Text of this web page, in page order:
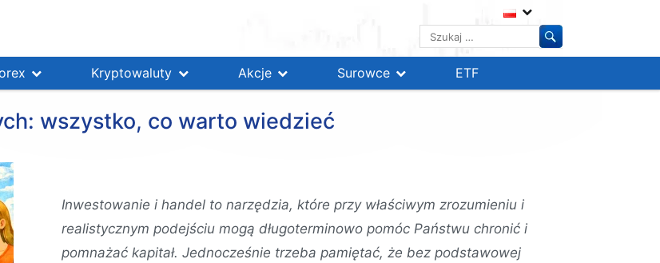
Szukaj:
Kryptowaluty Akcje Surowce ETF
wszystko, co warto wiedzieć
Inwestowanie i handel to narzędzia, które przy właściwym zrozumieniu i
realistycznym podejściu mogą długoterminowo pomóc Państwu chronić i
pomnażać kapitał. Jednocześnie trzeba pamiętać, że bez podstawowej